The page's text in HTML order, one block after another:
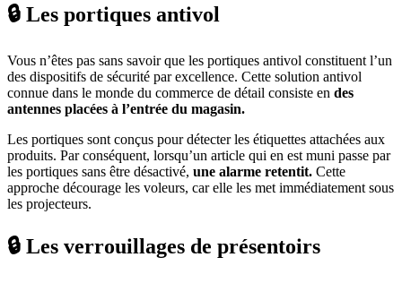
🔒 Les portiques antivol
Vous n’êtes pas sans savoir que les portiques antivol constituent l’un
des dispositifs de sécurité par excellence. Cette solution antivol
connue dans le monde du commerce de détail consiste en des
antennes placées à l’entrée du magasin.
Les portiques sont conçus pour détecter les étiquettes attachées aux
produits. Par conséquent, lorsqu’un article qui en est muni passe par
les portiques sans être désactivé, une alarme retentit. Cette
approche décourage les voleurs, car elle les met immédiatement sous
les projecteurs.
🔒 Les verrouillages de présentoirs